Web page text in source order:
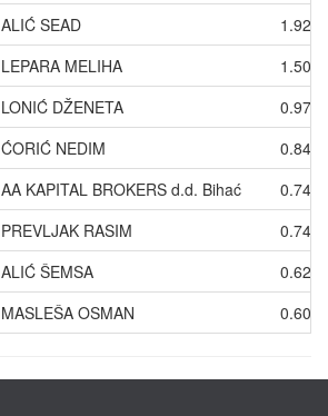
ALIĆ SEAD
1.9209
LEPARA MELIHA
1.5052
LONIĆ DŽENETA
0.9763
ĆORIĆ NEDIM
0.8400
AA KAPITAL BROKERS d.d. Bihać
0.7438
PREVLJAK RASIM
0.7420
ALIĆ ŠEMSA
0.6287
MASLEŠA OSMAN 0.6006